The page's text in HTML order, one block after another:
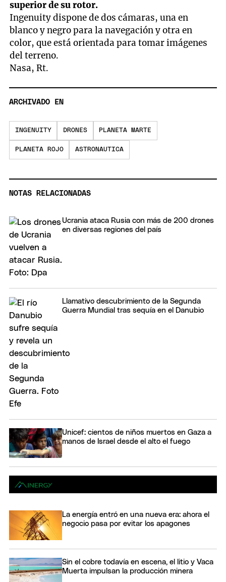
superior de su rotor.
Ingenuity dispone de dos cámaras, una en
blanco y negro para la navegación y otra en
color, que está orientada para tomar imágenes
del terreno.
Nasa, Rt.
ARCHIVADO EN
INGENUITY DRONES PLANETA MARTE
PLANETA ROJO ASTRONAUTICA
NOTAS RELACIONADAS
Ucrania ataca Rusia con más de 200 drones
en diversas regiones del país
Llamativo descubrimiento de la Segunda
Guerra Mundial tras sequía en el Danubio
Unicef: cientos de niños muertos en Gaza a
manos de Israel desde el alto el fuego
La energía entró en una nueva era: ahora el
negocio pasa por evitar los apagones
Sin el cobre todavía en escena, el litio y Vaca
Muerta impulsan la producción minera